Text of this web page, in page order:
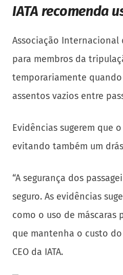
IATA recomenda
Associação Internacional
para membros da
temporariamente quando
assentos vazios entre
Evidências sugerem que
evitando também um
“A segurança dos
seguro. As evidências
como o uso de máscaras
que mantenha o custo
CEO da IATA.